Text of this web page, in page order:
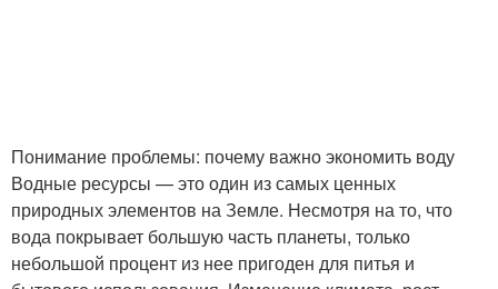
Понимание проблемы: почему важно экономить воду
Водные ресурсы — это один из самых ценных
природных элементов на Земле. Несмотря на то, что
вода покрывает большую часть планеты, только
небольшой процент из нее пригоден для питья и